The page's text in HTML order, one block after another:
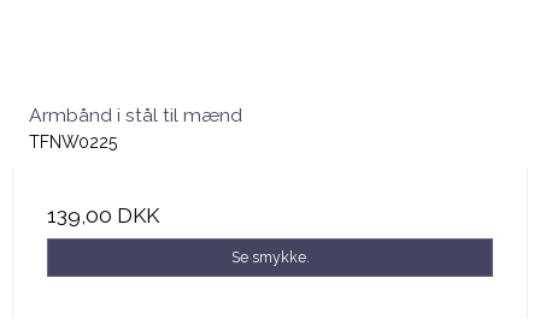
Armbånd i stål til mænd
TFNW0225
139,00 DKK
Se smykke.